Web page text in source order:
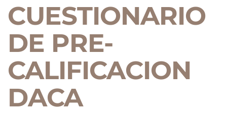
CUESTIONARIO
DE PRE-
CALIFICACION
DACA